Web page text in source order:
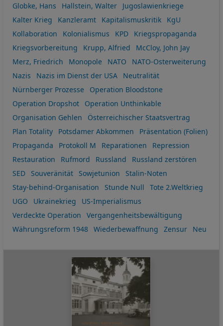
Globke, Hans
Hallstein, Walter
Jugoslawienkriege
Kalter Krieg
Kanzleramt Kapitalismuskritik
KgU
Kollaboration
Kolonialismus KPD
Kriegspropaganda
Kriegsvorbereitung
Krupp, Alfried
McCloy, John Jay
Merz, Friedrich
Monopole NATO
NATO-Osterweiterung
Nazis
Nazis im Dienst der USA
Neutralität
Nürnberger Prozesse
Operation Bloodstone
Operation Dropshot
Operation Unthinkable
Organisation Gehlen
Österreichischer Staatsvertrag
Plan Totality
Potsdamer Abkommen
Präsentation (Folien)
Propaganda
Protokoll M Reparationen
Repression
Restauration
Rufmord Russland
Russland zerstören
SED
Souveränität Sowjetunion
Stalin-Noten
Stay-behind-Organisation
Stunde Null
Tote 2.Weltkrieg
UGO
Ukrainekrieg
US-Imperialismus
Verdeckte Operation
Vergangenheitsbewältigung
Währungsreform 1948
Wiederbewaffnung Zensur Neu